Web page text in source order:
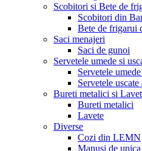
Scobitori si Bete de
Scobitori din
Bete de frigarui
Saci menajeri
Saci de gunoi
Servetele umede si
Servetele
Servetele
Bureti metalici si
Bureti metalici
Lavete
Diverse
Cozi din LEMN
Manusi de